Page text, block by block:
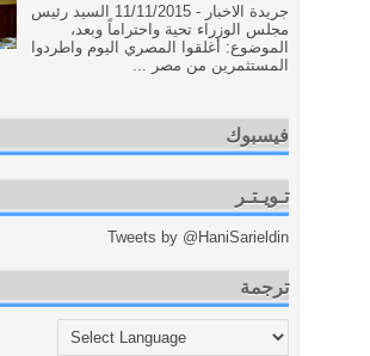
جريدة الاخبار - 11/11/2015 السيد رئيس
مجلس الوزراء تحية واحتراماً وبعد،
الموضوع: أغلقوا المصري اليوم واطردوا
المستثمرين من مصر ...
فيسبوك
تـويـتـر
Tweets by @HaniSarieldin
ترجمة